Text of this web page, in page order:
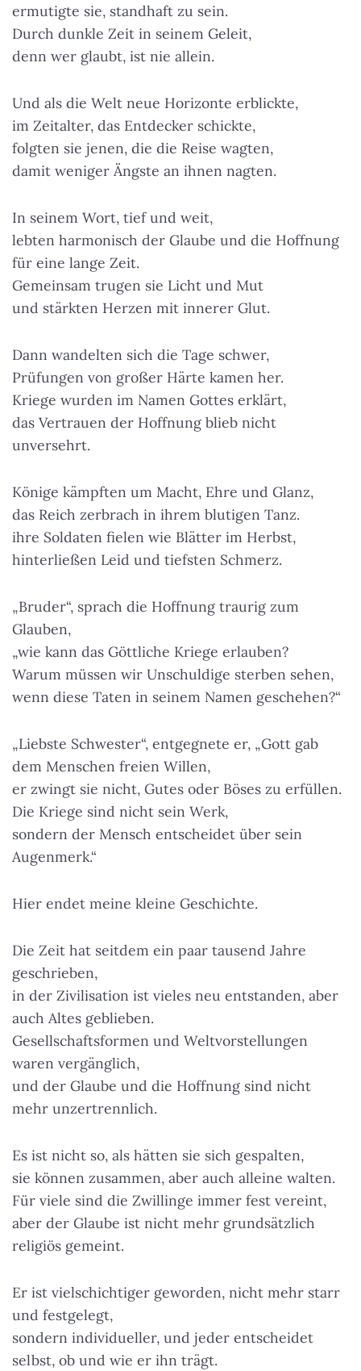
ermutigte sie, standhaft zu sein.
Durch dunkle Zeit in seinem Geleit,
denn wer glaubt, ist nie allein.
Und als die Welt neue Horizonte erblickte,
im Zeitalter, das Entdecker schickte,
folgten sie jenen, die die Reise wagten,
damit weniger Ängste an ihnen nagten.
In seinem Wort, tief und weit,
lebten harmonisch der Glaube und die Hoffnung
für eine lange Zeit.
Gemeinsam trugen sie Licht und Mut
und stärkten Herzen mit innerer Glut.
Dann wandelten sich die Tage schwer,
Prüfungen von großer Härte kamen her.
Kriege wurden im Namen Gottes erklärt,
das Vertrauen der Hoffnung blieb nicht
unversehrt.
Könige kämpften um Macht, Ehre und Glanz,
das Reich zerbrach in ihrem blutigen Tanz.
ihre Soldaten fielen wie Blätter im Herbst,
hinterließen Leid und tiefsten Schmerz.
„Bruder“, sprach die Hoffnung traurig zum
Glauben,
„wie kann das Göttliche Kriege erlauben?
Warum müssen wir Unschuldige sterben sehen,
wenn diese Taten in seinem Namen geschehen?“
„Liebste Schwester“, entgegnete er, „Gott gab
dem Menschen freien Willen,
er zwingt sie nicht, Gutes oder Böses zu erfüllen.
Die Kriege sind nicht sein Werk,
sondern der Mensch entscheidet über sein
Augenmerk.“
Hier endet meine kleine Geschichte.
Die Zeit hat seitdem ein paar tausend Jahre
geschrieben,
in der Zivilisation ist vieles neu entstanden, aber
auch Altes geblieben.
Gesellschaftsformen und Weltvorstellungen
waren vergänglich,
und der Glaube und die Hoffnung sind nicht
mehr unzertrennlich.
Es ist nicht so, als hätten sie sich gespalten,
sie können zusammen, aber auch alleine walten.
Für viele sind die Zwillinge immer fest vereint,
aber der Glaube ist nicht mehr grundsätzlich
religiös gemeint.
Er ist vielschichtiger geworden, nicht mehr starr
und festgelegt,
sondern individueller, und jeder entscheidet
selbst, ob und wie er ihn trägt.